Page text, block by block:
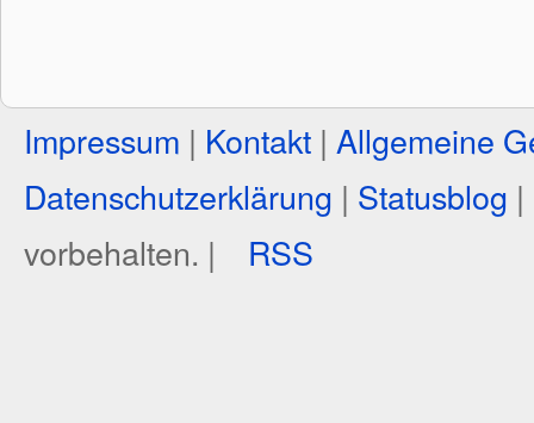
Impressum | Kontakt | Allgemeine
Datenschutzerklärung | Statusblog |
vorbehalten. |
RSS